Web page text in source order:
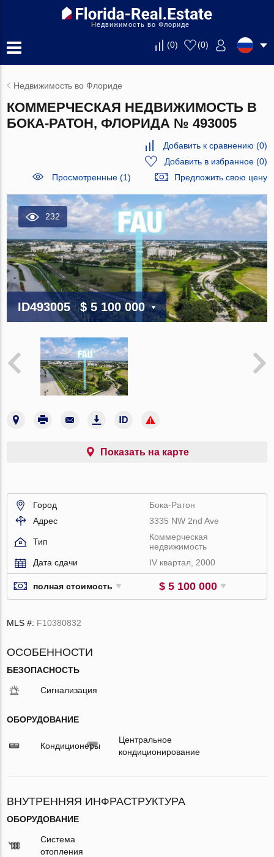
Недвижимость во Флориде
(0) (0)
Недвижимость во Флориде
КОММЕРЧЕСКАЯ НЕДВИЖИМОСТЬ В
БОКА-РАТОН, ФЛОРИДА № 493005
Добавить к сравнению (0)
Добавить в избранное(0)
Просмотренные (1)
Предложить свою цену
232
ID493005 $ 5 100 000
Показать на карте
Город
Бока-Ратон
Адрес
3335 NW 2nd Ave
Тип
Коммерческая
недвижимость
Дата сдачи
IV квартал, 2000
полная стоимость $ 5 100 000
MLS #: F10380832
ОСОБЕННОСТИ
БЕЗОПАСНОСТЬ
Сигнализация
ОБОРУДОВАНИЕ
Кондиционеры
Центральное
кондиционирование
ВНУТРЕННЯЯ ИНФРАСТРУКТУРА
ОБОРУДОВАНИЕ
Система
отопления